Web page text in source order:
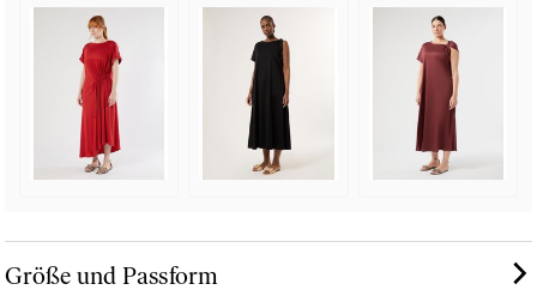
Größe und Passform